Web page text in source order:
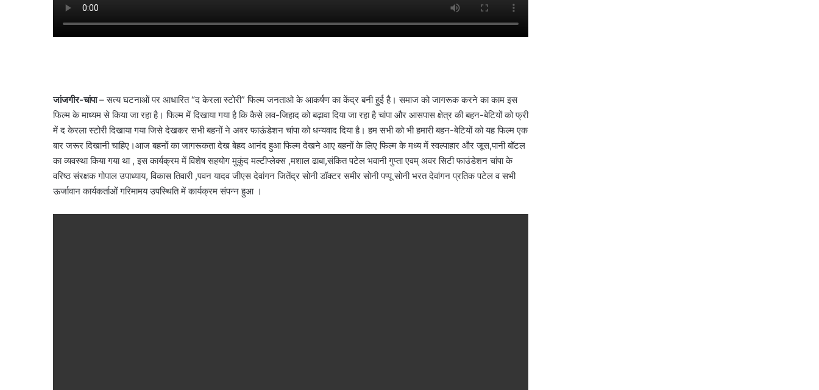
जांजगीर-चांपा– सत्य घटनाओं पर आधारित “द केरला स्टोरी” फिल्म जनताओ के आकर्षण का केंद्र बनी हुई है। समाज को जागरूक करने का काम इस
फिल्म के माध्यम से किया जा रहा है। फिल्म में दिखाया गया है कि कैसे लव-जिहाद को बढ़ावा दिया जा रहा है चांपा और आसपास क्षेत्र की बहन-बेटियों को फ्री
में द केरला स्टोरी दिखाया गया जिसे देखकर सभी बहनों ने अवर फाऊंडेशन चांपा को धन्यवाद दिया है। हम सभी को भी हमारी बहन-बेटियों को यह फिल्म एक
बार जरूर दिखानी चाहिए।आज बहनों का जागरूकता देख बेहद आनंद हुआ फिल्म देखने आए बहनों के लिए फिल्म के मध्य में स्वल्पाहार और जूस,पानी बॉटल
का व्यवस्था किया गया था , इस कार्यक्रम में विशेष सहयोग मुकुंद मल्टीप्लेक्स ,मशाल ढाबा,संकित पटेल भवानी गुप्ता एवम् अवर सिटी फाउंडेशन चांपा के
वरिष्ठ संरक्षक गोपाल उपाध्याय, विकास तिवारी ,पवन यादव जीएस देवांगन जितेंद्र सोनी डॉक्टर समीर सोनी पप्पू सोनी भरत देवांगन प्रतिक पटेल व सभी
ऊर्जावान कार्यकर्ताओं गरिमामय उपस्थिति में कार्यक्रम संपन्न हुआ ।